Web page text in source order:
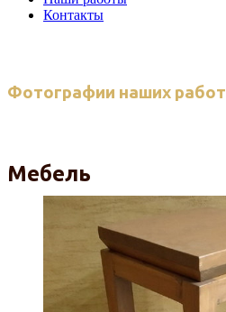
Контакты
Фотографии наших работ
Мебель